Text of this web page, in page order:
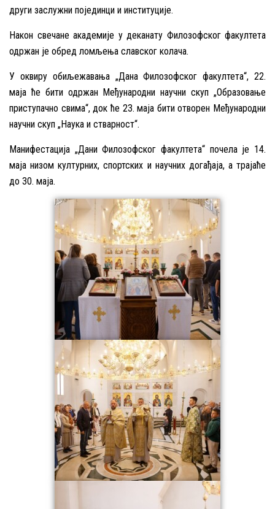
други заслужни појединци и институције.
Након свечане академије у деканату Филозофског факултета
одржан је обред ломљења славског колача.
У оквиру обиљежавања „Дана Филозофског факултета“, 22.
маја ће бити одржан Међународни научни скуп „Образовање
приступачно свима“, док ће 23. маја бити отворен Међународни
научни скуп „Наука и стварност“.
Манифестација „Дани Филозофског факултета“ почела је 14.
маја низом културних, спортских и научних догађаја, а трајаће
до 30. маја.